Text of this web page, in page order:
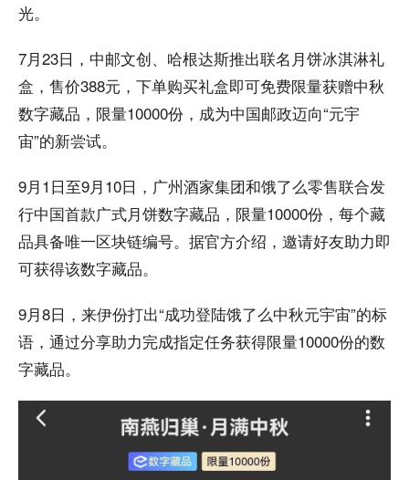
光。
7月23日，中邮文创、哈根达斯推出联名月饼冰淇淋礼
盒，售价388元，下单购买礼盒即可免费限量获赠中秋
数字藏品，限量10000份，成为中国邮政迈向“元宇
宙”的新尝试。
9月1日至9月10日，广州酒家集团和饿了么零售联合发
行中国首款广式月饼数字藏品，限量10000份，每个藏
品具备唯一区块链编号。据官方介绍，邀请好友助力即
可获得该数字藏品。
9月8日，来伊份打出“成功登陆饿了么中秋元宇宙”的标
语，通过分享助力完成指定任务获得限量10000份的数
字藏品。